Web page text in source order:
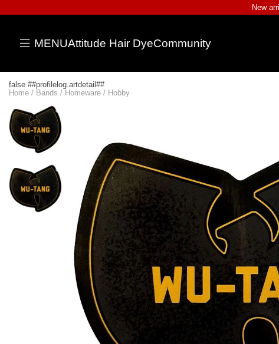
New
MENUAttitude Hair DyeCommunity
false ##profilelog.artdetail##
Home / Bands / Homeware / Hobby